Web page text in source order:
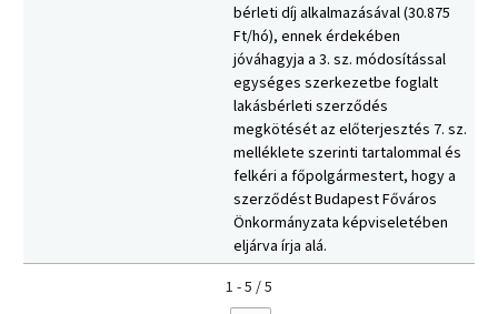
bérleti díj alkalmazásával (30.875
Ft/hó), ennek érdekében
jóváhagyja a 3. sz. módosítással
egységes szerkezetbe foglalt
lakásbérleti szerződés
megkötését az előterjesztés 7. sz.
melléklete szerinti tartalommal és
felkéri a főpolgármestert, hogy a
szerződést Budapest Főváros
Önkormányzata képviseletében
eljárva írja alá.
1 - 5 / 5